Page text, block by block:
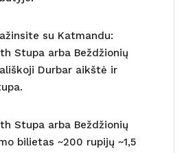
su Katmandu:
Stupa arba Beždžionių
Durbar aikštė ir
Stupa arba Beždžionių
bilietas ~200 rupijų ~1,5